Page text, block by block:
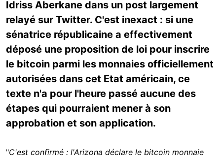
Idriss Aberkane dans un post largement
relayé sur Twitter. C'est inexact : si une
sénatrice républicaine a effectivement
déposé une proposition de loi pour inscrire
le bitcoin parmi les monnaies officiellement
autorisées dans cet Etat américain, ce
texte n'a pour l'heure passé aucune des
étapes qui pourraient mener à son
approbation et son application.
"C'est confirmé : l'Arizona déclare le bitcoin monnaie